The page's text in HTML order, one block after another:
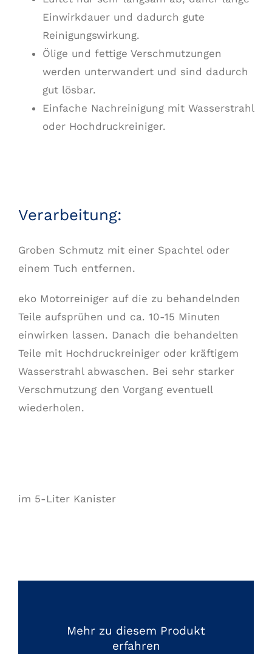
Einwirkdauer und dadurch gute
Reinigungswirkung.
Ölige und fettige Verschmutzungen
werden unterwandert und sind dadurch
gut lösbar.
Einfache Nachreinigung mit Wasserstrahl
oder Hochdruckreiniger.
Verarbeitung:
Groben Schmutz mit einer Spachtel oder
einem Tuch entfernen.
eko Motorreiniger auf die zu behandelnden
Teile aufsprühen und ca. 10-15 Minuten
einwirken lassen. Danach die behandelten
Teile mit Hochdruckreiniger oder kräftigem
Wasserstrahl abwaschen. Bei sehr starker
Verschmutzung den Vorgang eventuell
wiederholen.
im 5-Liter Kanister
Mehr zu diesem Produkt
erfahren